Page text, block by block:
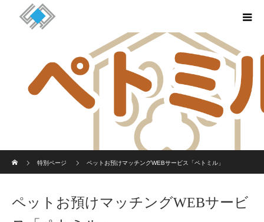
特別ページ
ペットお預けマッチングWEBサービス「ペトミル」
ペットお預けマッチングWEBサービ